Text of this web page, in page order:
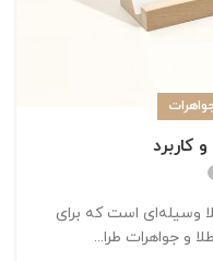
کاربرد
وسیله‌ای است که برای
و جواهرات طرا...